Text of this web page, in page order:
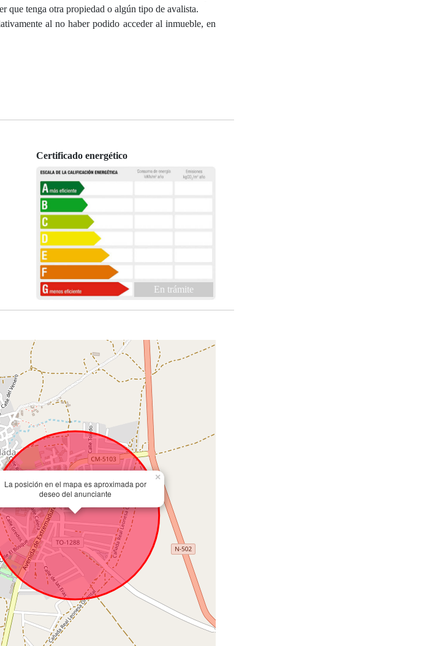
que tenga otra propiedad o algún tipo de avalista.
al no haber podido acceder al inmueble, en
Certificado energético
En trámite
La posición en el mapa es aproximada por
deseo del anunciante
×